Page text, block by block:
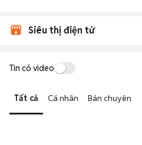
Siêu thị điện tử
Tin có video
Tất cả Cá nhân Bán chuyên